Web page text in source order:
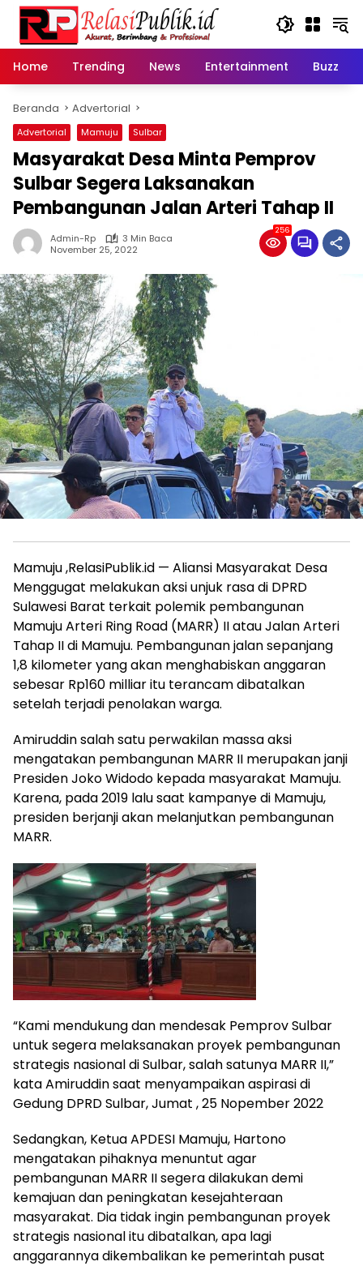
Langsung
konten
Home
Trending News Entertainment Buzz
Beranda Advertorial
Advertorial Mamuju Sulbar
Masyarakat Desa Minta Pemprov
Sulbar Segera Laksanakan
Pembangunan Jalan Arteri Tahap II
Admin-Rp
3 Min Baca
November 25, 2022
256
Mamuju ,RelasiPublik.id — Aliansi Masyarakat Desa
Menggugat melakukan aksi unjuk rasa di DPRD
Sulawesi Barat terkait polemik pembangunan
Mamuju Arteri Ring Road (MARR) II atau Jalan Arteri
Tahap II di Mamuju. Pembangunan jalan sepanjang
1,8 kilometer yang akan menghabiskan anggaran
sebesar Rp160 milliar itu terancam dibatalkan
setelah terjadi penolakan warga.
Amiruddin salah satu perwakilan massa aksi
mengatakan pembangunan MARR II merupakan janji
Presiden Joko Widodo kepada masyarakat Mamuju.
Karena, pada 2019 lalu saat kampanye di Mamuju,
presiden berjanji akan melanjutkan pembangunan
MARR.
“Kami mendukung dan mendesak Pemprov Sulbar
untuk segera melaksanakan proyek pembangunan
strategis nasional di Sulbar, salah satunya MARR II,”
kata Amiruddin saat menyampaikan aspirasi di
Gedung DPRD Sulbar, Jumat , 25 Nopember 2022
Sedangkan, Ketua APDESI Mamuju, Hartono
mengatakan pihaknya menuntut agar
pembangunan MARR II segera dilakukan demi
kemajuan dan peningkatan kesejahteraan
masyarakat. Dia tidak ingin pembangunan proyek
strategis nasional itu dibatalkan, apa lagi
anggarannya dikembalikan ke pemerintah pusat